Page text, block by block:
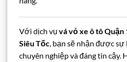
Với dịch vụ vá vỏ xe ô tô Quận
Siêu Tốc , bạn sẽ nhận được
chuyên nghiệp và đáng tin cậy.